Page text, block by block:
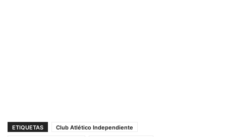
ETIQUETAS
Club Atlético Independiente